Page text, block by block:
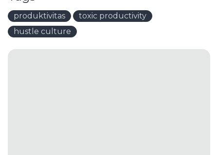
produktivitas
toxic productivity
hustle culture